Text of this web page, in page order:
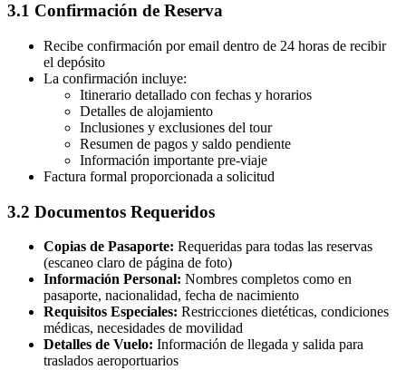
3.1 Confirmación de Reserva
Recibe confirmación por email dentro de 24 horas de recibir
el depósito
La confirmación incluye:
Itinerario detallado con fechas y horarios
Detalles de alojamiento
Inclusiones y exclusiones del tour
Resumen de pagos y saldo pendiente
Información importante pre-viaje
Factura formal proporcionada a solicitud
3.2 Documentos Requeridos
Copias de Pasaporte: Requeridas para todas las reservas
(escaneo claro de página de foto)
Información Personal: Nombres completos como en
pasaporte, nacionalidad, fecha de nacimiento
Requisitos Especiales: Restricciones dietéticas, condiciones
médicas, necesidades de movilidad
Detalles de Vuelo: Información de llegada y salida para
traslados aeroportuarios